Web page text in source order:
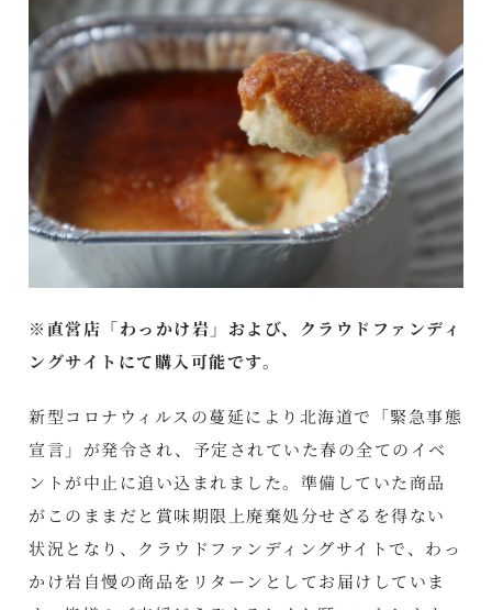
※直営店「わっかけ岩」および、
クラウドファンディ
ングサイト にて購入可能です。
新型コロナウィルスの蔓延により北海道で「緊急事態
宣言」が発令され、予定されていた春の全てのイベ
ントが中止に追い込まれました。準備していた商品
がこのままだと賞味期限上廃棄処分せざるを得ない
状況となり、クラウドファンディングサイトで、わっ
かけ岩自慢の商品をリターンとしてお届けしていま